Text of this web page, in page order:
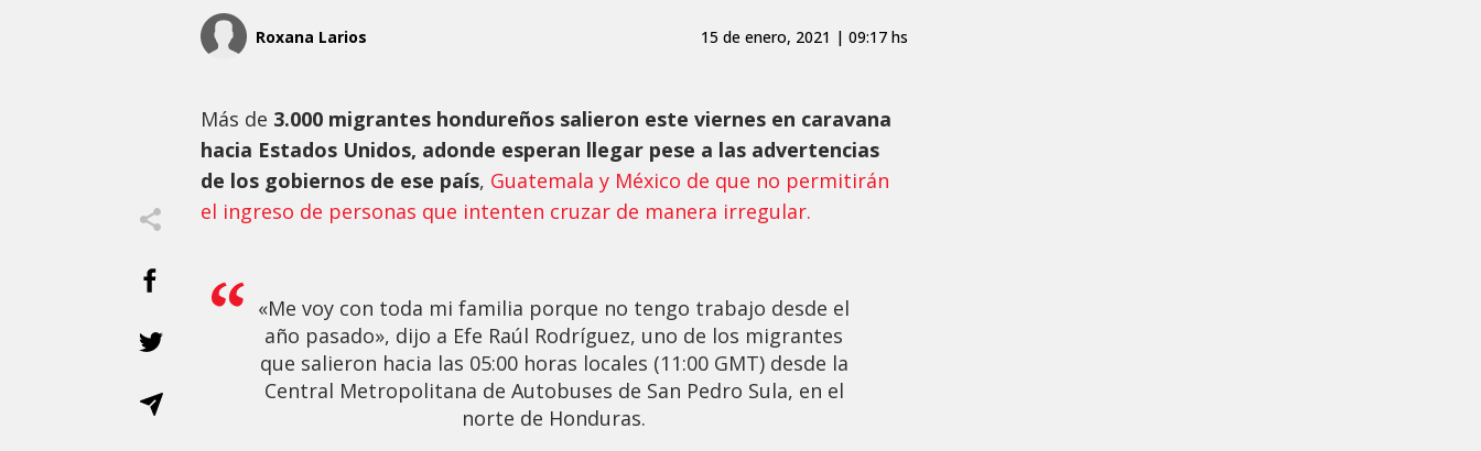
Roxana Larios 15 de enero, 2021 | 09:17 hs
Más de 3.000 migrantes hondureños salieron este viernes en caravana
hacia Estados Unidos, adonde esperan llegar pese a las advertencias
de los gobiernos de ese país, Guatemala y México de que no permitirán
el ingreso de personas que intenten cruzar de manera irregular.
«Me voy con toda mi familia porque no tengo trabajo desde el
año pasado», dijo a Efe Raúl Rodríguez, uno de los migrantes
que salieron hacia las 05:00 horas locales (11:00 GMT) desde la
Central Metropolitana de Autobuses de San Pedro Sula, en el
norte de Honduras.